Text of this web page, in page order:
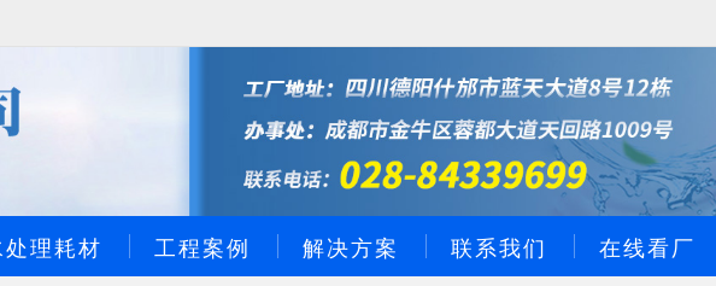
处理耗材 工程案例 解决方案 联系我们 在线看厂